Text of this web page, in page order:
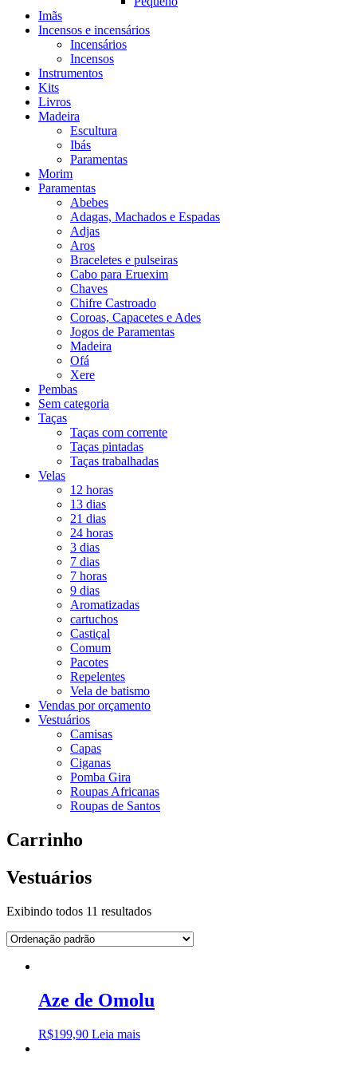
Imãs
Incensos e incensários
Incensários
Incensos
Instrumentos
Kits
Livros
Madeira
Escultura
Ibás
Paramentas
Morim
Paramentas
Abebes
Adagas, Machados e Espadas
Adjas
Aros
Braceletes e pulseiras
Cabo para Eruexim
Chaves
Chifre Castroado
Coroas, Capacetes e Ades
Jogos de Paramentas
Madeira
Ofá
Xere
Pembas
Sem categoria
Taças
Taças com corrente
Taças pintadas
Taças trabalhadas
Velas
12 horas
13 dias
21 dias
24 horas
3 dias
7 dias
7 horas
9 dias
Aromatizadas
cartuchos
Castiçal
Comum
Pacotes
Repelentes
Vela de batismo
Vendas por orçamento
Vestuários
Camisas
Capas
Ciganas
Pomba Gira
Roupas Africanas
Roupas de Santos
Carrinho
Vestuários
Exibindo todos 11 resultados
Aze de Omolu
R$199,90 Leia mais